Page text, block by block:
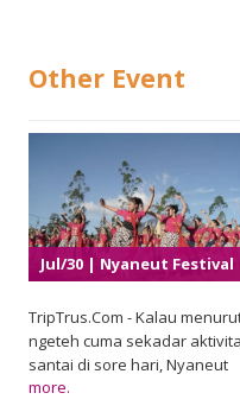
Other Event
Jul/30 | Nyaneut Festival
2026
TripTrus.Com - Kalau
ngeteh cuma sekadar
santai di sore hari, Nyaneut
Festival 2026 bakal bikin
more.